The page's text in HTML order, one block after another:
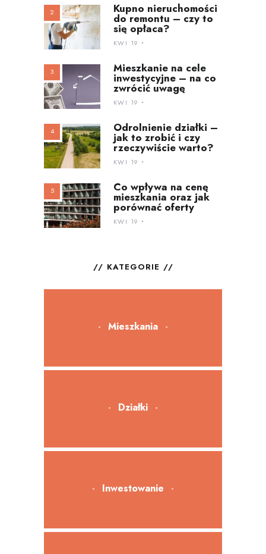
Kupno nieruchomości
do remontu – czy to
się opłaca?
KWI 19
Mieszkanie na cele
inwestycyjne – na co
zwrócić uwagę
KWI 19
Odrolnienie działki –
jak to zrobić i czy
rzeczywiście warto?
KWI 19
Co wpływa na cenę
mieszkania oraz jak
porównać oferty
KWI 19
KATEGORIE
Mieszkania
Działki
Inwestowanie